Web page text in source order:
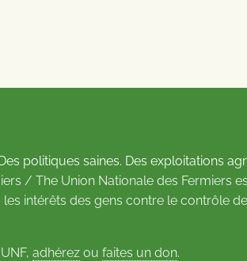
politiques saines. Des exploitations
/ The Union Nationale des Fermiers
intérêts des gens contre le contrôle
adhérez ou faites un don.